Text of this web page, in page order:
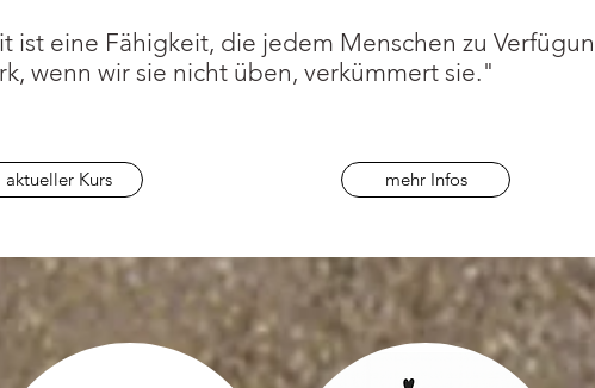
ist eine Fähigkeit, die jedem Menschen zu
wenn wir sie nicht üben, verkümmert
aktueller Kurs mehr Infos